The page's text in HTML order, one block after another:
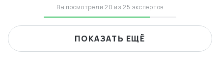
Вы посмотрели 20 из 25 экспертов
ПОКАЗАТЬ ЕЩЁ